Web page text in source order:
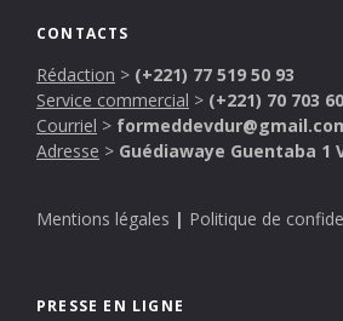
CONTACTS
Rédaction > (+221) 77 519 50 93
Service commercial > (+221) 70 703
Courriel >
Adresse > Guédiawaye Guentaba 1
Mentions légales | Politique de
PRESSE EN LIGNE